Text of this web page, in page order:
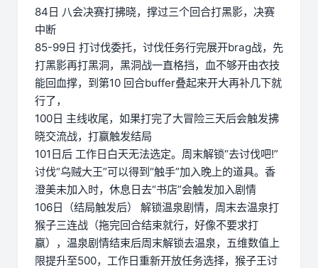
84日 八会决赛打拂晓，撑过三个回合打黑影，决赛
中断
85-99日 打讨伐委托，讨伐任务行完展开brag战，先
打黑影再打黑洞，黑洞战一直格挡，血不够开由衣技
能回血撑，到第10 回合buffer叠起来开大再补几下就
行了，
100日 主线收尾，如果打完了大冒险三天后会触发拂
晓交流战，打赢触发结局
101日后 工作日白天无法选定。周末解锁“去讨伐吧!”
讨伐“乌贼大王”可以得到“触手”加入晚上的道具。香
澄美未加入时，休息日去“书店”会触发加入剧情
106日（结局触发后） 解锁温泉剧情，周末去温泉打
猴子三连战（拖完回合结束就行，好像不要求打
赢），温泉剧情结束后周末解锁去温泉，五维数值上
限提升至500，工作日重新开放任务选择，猴子王讨